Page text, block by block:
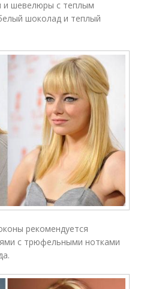
и шевелюры с теплым
шоколад и теплый
рекомендуется
с трюфельными нотками